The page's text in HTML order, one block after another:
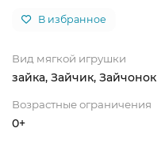
В избранное
Вид мягкой игрушки
зайка, Зайчик, Зайчонок
Возрастные ограничения
0+